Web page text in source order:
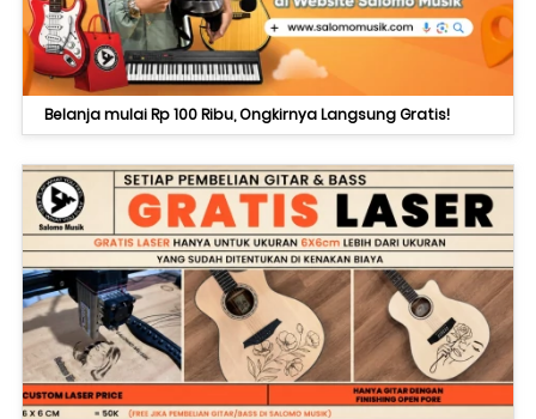
Belanja mulai Rp 100 Ribu, Ongkirnya Langsung Gratis!